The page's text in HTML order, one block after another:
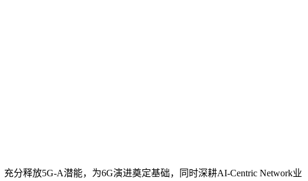
分释放5G-A潜能，为6G演进奠定基础，同时深耕AI-Centric Network业